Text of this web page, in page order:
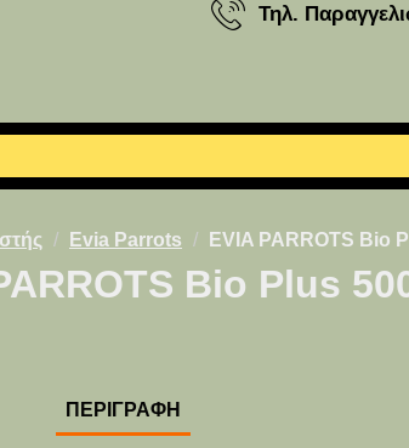
Τηλ.
Evia Parrots EVIA PARROTS Bio
Bio Plus
ΠΕΡΙΓΡΑΦΉ